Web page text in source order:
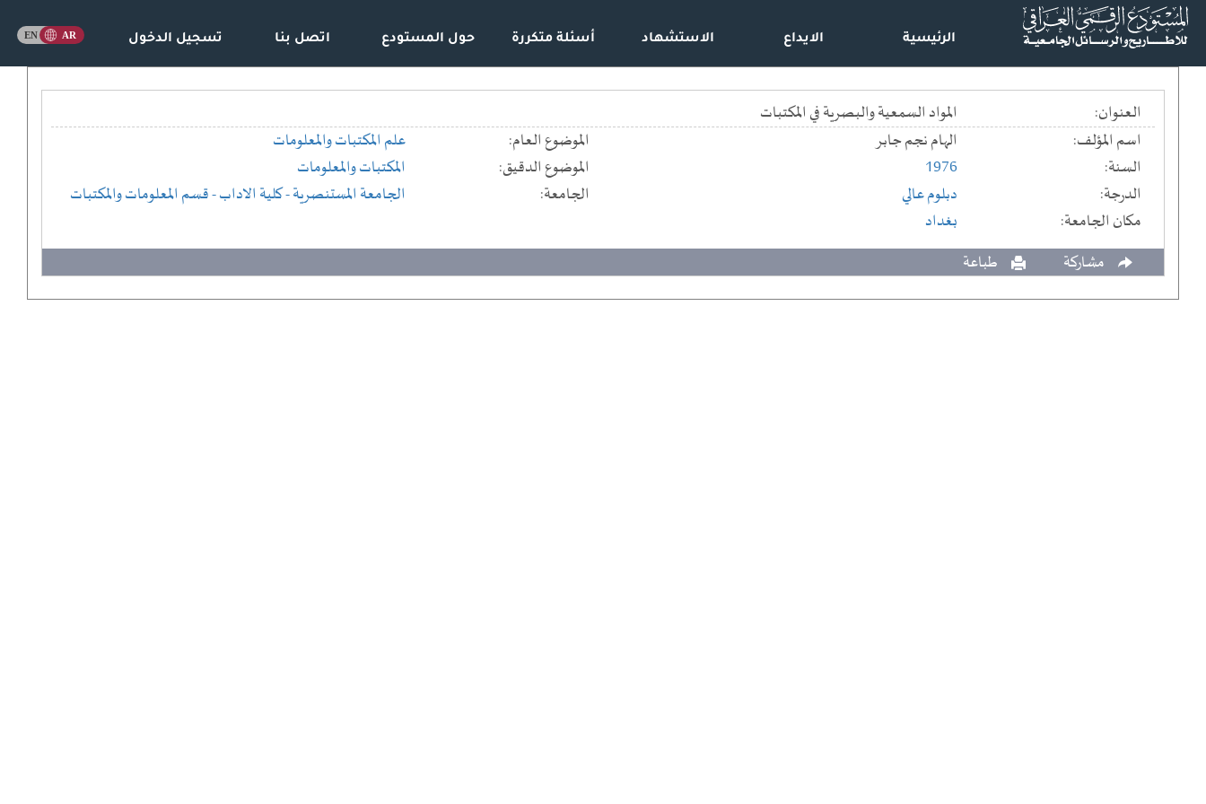
الرئيسية الايداع الاستشهاد أسئلة متكررة حول المستودع اتصل بنا تسجيل الدخول
العنوان:
المواد السمعية والبصرية في المكتبات
اسم المؤلف:
الهام نجم جابر الموضوع العام:
علم المكتبات والمعلومات
السنة:
1976 الموضوع الدقيق:
المكتبات والمعلومات
الدرجة:
دبلوم عالي الجامعة: الجامعة المستنصرية- كلية الاداب- قسم المعلومات والمكتبات
مكان الجامعة:
بغداد
مشاركة
طباعة